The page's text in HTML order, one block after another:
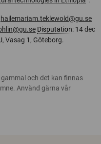
hailemariam.teklewold@gu.se
Disputation: 14 dec
Vasag 1, Göteborg.
och det kan finnas
Använd gärna vår